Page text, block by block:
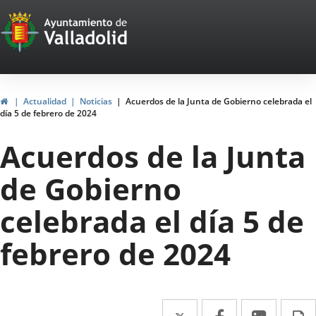
Portal
Web
del
Ayuntamiento
de
Valladolid
HomeActualidad Noticias
Acuerdos de la Junta de Gobierno celebrada el
día 5 de febrero de 2024
Acuerdos de la Junta
de Gobierno
celebrada el día 5 de
febrero de 2024
Twitter
Enlace Facebook
EnlaceEnlace